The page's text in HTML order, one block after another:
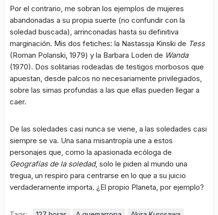
Por el contrario, me sobran los ejemplos de mujeres
abandonadas a su propia suerte (no confundir con la
soledad buscada), arrinconadas hasta su definitiva
marginación. Mis dos fetiches: la Nastassja Kinski de Tess
(Roman Polanski, 1979) y la Barbara Loden de Wanda
(1970). Dos solitarias rodeadas de testigos morbosos que
apuestan, desde palcos no necesariamente privilegiados,
sobre las simas profundas a las que ellas pueden llegar a
caer.
De las soledades casi nunca se viene, a las soledades casi
siempre se va. Una sana misantropía une a estos
personajes que, como la apasionada ecóloga de
Geografías de la soledad, solo le piden al mundo una
tregua, un respiro para centrarse en lo que a su juicio
verdaderamente importa. ¿El propio Planeta, por ejemplo?